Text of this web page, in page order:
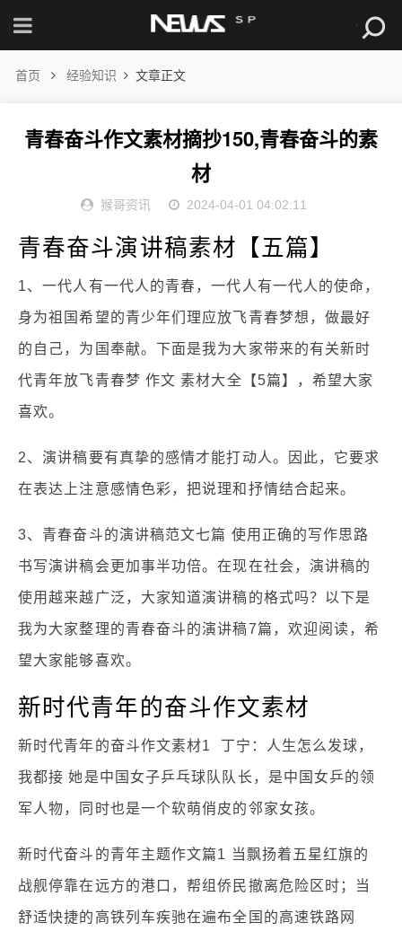
首页 经验知识 文章正文
青春奋斗作文素材摘抄150,青春奋斗的素
材
猴哥资讯 2024-04-01 04:02:11
青春奋斗演讲稿素材【五篇】
1、一代人有一代人的青春，一代人有一代人的使命，
身为祖国希望的青少年们理应放飞青春梦想，做最好
的自己，为国奉献。下面是我为大家带来的有关新时
代青年放飞青春梦 作文 素材大全【5篇】，希望大家
喜欢。
2、演讲稿要有真挚的感情才能打动人。因此，它要求
在表达上注意感情色彩，把说理和抒情结合起来。
3、青春奋斗的演讲稿范文七篇 使用正确的写作思路
书写演讲稿会更加事半功倍。在现在社会，演讲稿的
使用越来越广泛，大家知道演讲稿的格式吗？以下是
我为大家整理的青春奋斗的演讲稿7篇，欢迎阅读，希
望大家能够喜欢。
新时代青年的奋斗作文素材
新时代青年的奋斗作文素材1 丁宁：人生怎么发球，
我都接 她是中国女子乒乓球队队长，是中国女乒的领
军人物，同时也是一个软萌俏皮的邻家女孩。
新时代奋斗的青年主题作文篇1 当飘扬着五星红旗的
战舰停靠在远方的港口，帮组侨民撤离危险区时；当
舒适快捷的高铁列车疾驰在遍布全国的高速铁路网